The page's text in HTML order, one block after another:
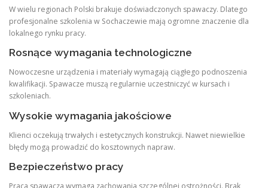
W wielu regionach Polski brakuje doświadczonych spawaczy. Dlatego
profesjonalne szkolenia w Sochaczewie mają ogromne znaczenie dla
lokalnego rynku pracy.
Rosnące wymagania technologiczne
Nowoczesne urządzenia i materiały wymagają ciągłego podnoszenia
kwalifikacji. Spawacze muszą regularnie uczestniczyć w kursach i
szkoleniach.
Wysokie wymagania jakościowe
Klienci oczekują trwałych i estetycznych konstrukcji. Nawet niewielkie
błędy mogą prowadzić do kosztownych napraw.
Bezpieczeństwo pracy
Praca spawacza wymaga zachowania szczególnej ostrożności. Brak